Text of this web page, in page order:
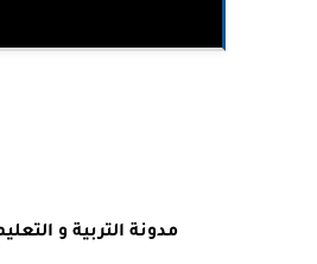
مدونة التربية و